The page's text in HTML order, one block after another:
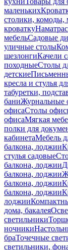
маленьких
столики, комоды,
кроватку
мебельСадовые
уличные столы
шезлонгиКачели
походныеСтолы
детские
кресла и стулья
табуретки,
баниЖурнальные
офисаСтолы
офисаМягкая
полки для
кабинетаМебель
балкона, лоджии
стулья садовые
балкона, лоджии
балкона, лоджии
балкона, лоджии
балкона, лоджии
лоджии
дома, бакалея
светильники
ночники
браТочечные
светильники,